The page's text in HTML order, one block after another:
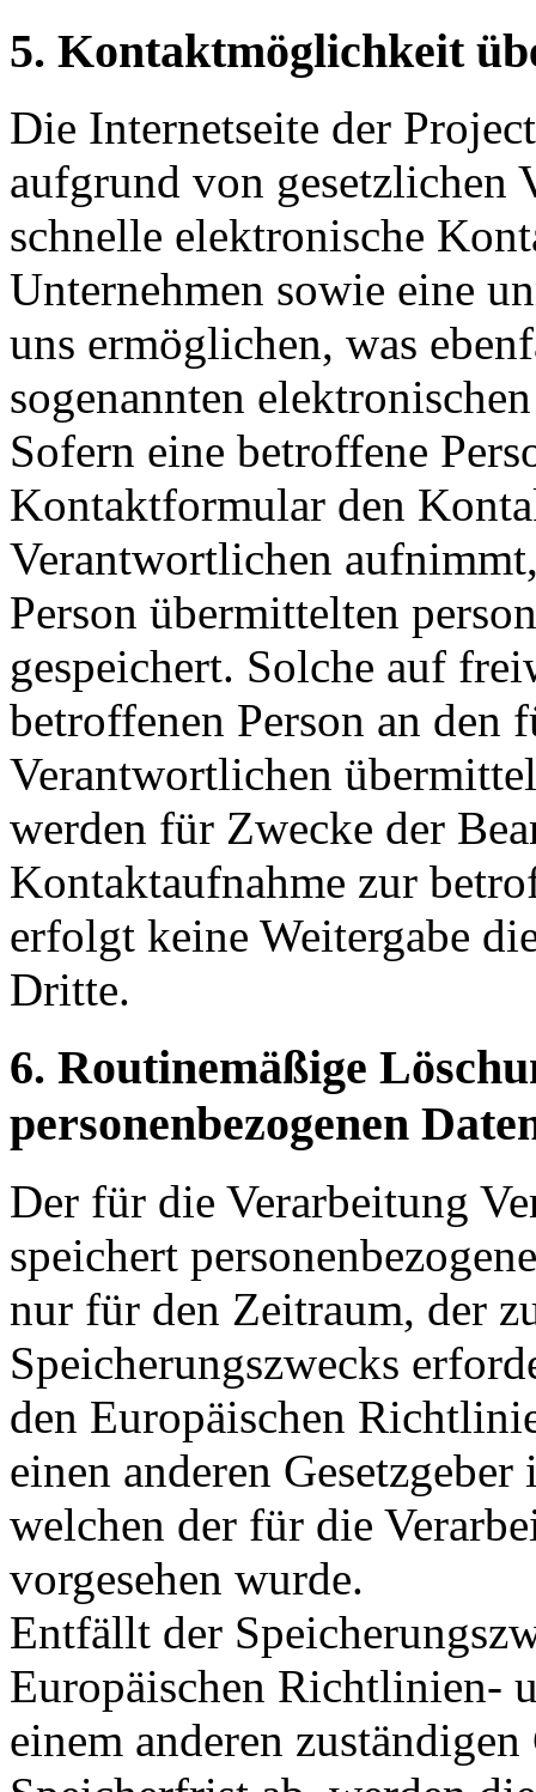
5. Kontaktmöglichkeit
Die Internetseite der
aufgrund von gesetzlichen
schnelle elektronische
Unternehmen sowie eine
uns ermöglichen, was
sogenannten
Sofern eine betroffene
Kontaktformular den
Verantwortlichen
Person übermittelten
gespeichert. Solche auf
betroffenen Person an den
Verantwortlichen
werden für Zwecke der
Kontaktaufnahme zur
erfolgt keine Weitergabe
Dritte.
6. Routinemäßige
personenbezogenen
Der für die Verarbeitung
speichert
nur für den Zeitraum, der
Speicherungszwecks
den Europäischen
einen anderen
welchen der für die
vorgesehen wurde.
Entfällt der
Europäischen Richtlinien-
einem anderen